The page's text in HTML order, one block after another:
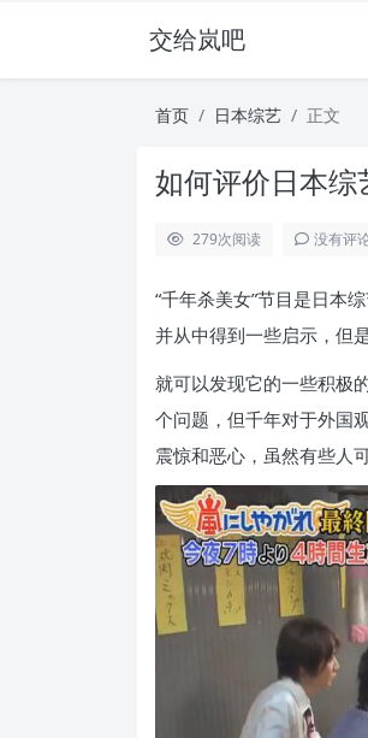
交给岚吧
首页 日本综艺 正文
如何评价日本综
279次阅读 没有评
“千年杀美女”节目是日本
并从中得到一些启示，但
就可以发现它的一些积极
个问题，但千年对于外国
震惊和恶心，虽然有些人